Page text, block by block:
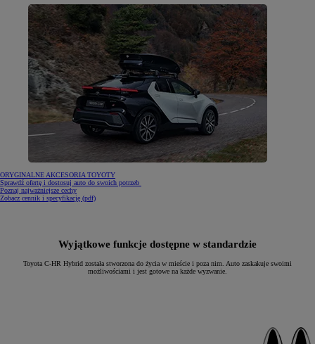
ORYGINALNE AKCESORIA TOYOTY
Sprawdź ofertę i dostosuj auto do swoich potrzeb
Poznaj najważniejsze cechy
Zobacz cennik i specyfikację (pdf)(Opens in new window)
Wyjątkowe funkcje dostępne w standardzie
Toyota C-HR Hybrid została stworzona do życia w mieście i poza nim. Auto zaskakuje swoimi
możliwościami i jest gotowe na każde wyzwanie.